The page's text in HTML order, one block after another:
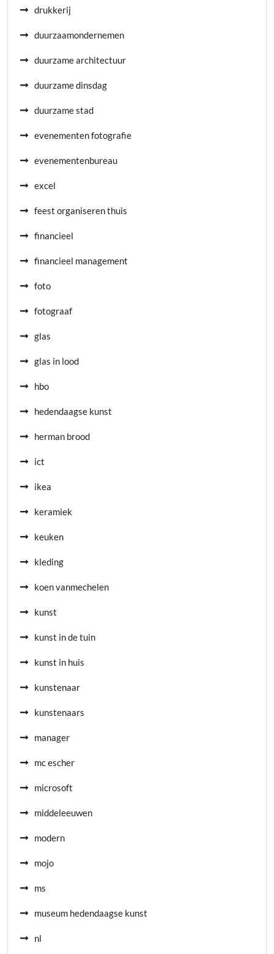
drukkerij
duurzaamondernemen
duurzame architectuur
duurzame dinsdag
duurzame stad
evenementen fotografie
evenementenbureau
excel
feest organiseren thuis
financieel
financieel management
foto
fotograaf
glas
glas in lood
hbo
hedendaagse kunst
herman brood
ict
ikea
keramiek
keuken
kleding
koen vanmechelen
kunst
kunst in de tuin
kunst in huis
kunstenaar
kunstenaars
manager
mc escher
microsoft
middeleeuwen
modern
mojo
ms
museum hedendaagse kunst
nl